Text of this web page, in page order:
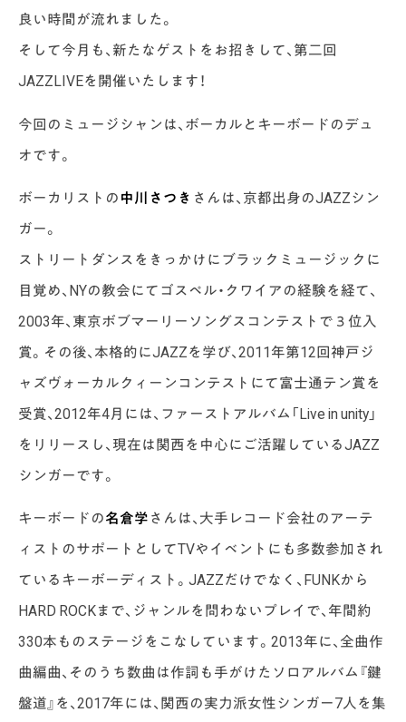
良い時間が流れました。
そして今月も、新たなゲストをお招きして、第二回
JAZZLIVEを開催いたします！
今回のミュージシャンは、ボーカルとキーボードのデュ
オです。
ボーカリストの中川さつき さんは、京都出身のJAZZシン
ガー。
ストリートダンスをきっかけにブラックミュージックに
目覚め、NYの教会にてゴスペル・クワイアの経験を経て、
2003年、東京ボブマーリーソングスコンテストで３位入
賞。その後、本格的にJAZZを学び、2011年第12回神戸ジ
ャズヴォーカルクィーンコンテストにて富士通テン賞を
受賞、2012年4月には、ファーストアルバム「Live in unity」
をリリースし、現在は関西を中心にご活躍しているJAZZ
シンガーです。
キーボードの名倉学さんは、大手レコード会社のアーテ
ィストのサポートとしてTVやイベントにも多数参加され
ているキーボーディスト。JAZZだけでなく、FUNKから
HARD ROCKまで、ジャンルを問わないプレイで、年間約
330本ものステージをこなしています。2013年に、全曲作
曲編曲、そのうち数曲は作詞も手がけたソロアルバム『鍵
盤道』を、2017年には、関西の実力派女性シンガー7人を集